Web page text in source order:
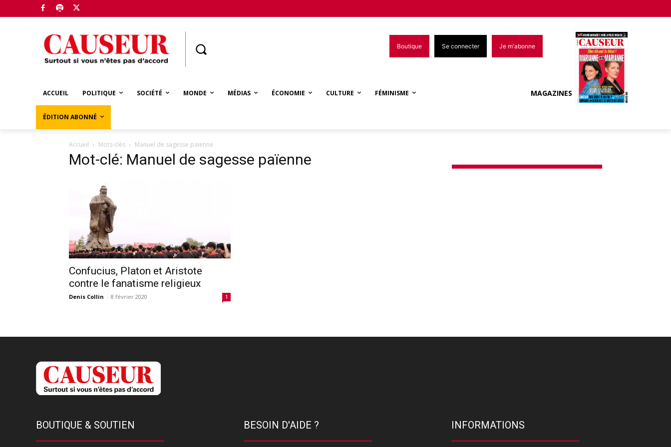
Boutique Se connecter Je m'abonne
ACCUEIL POLITIQUE SOCIÉTÉ MONDE MÉDIAS ÉCONOMIE CULTURE FÉMINISME
ÉDITION ABONNÉ
MAGAZINES
Accueil Mots-clés Manuel de sagesse païenne
Mot-clé: Manuel de sagesse païenne
Confucius, Platon et Aristote
contre le fanatisme religieux
Denis Collin - 8 février 2020 1
BOUTIQUE & SOUTIEN BESOIN D'AIDE ? INFORMATIONS